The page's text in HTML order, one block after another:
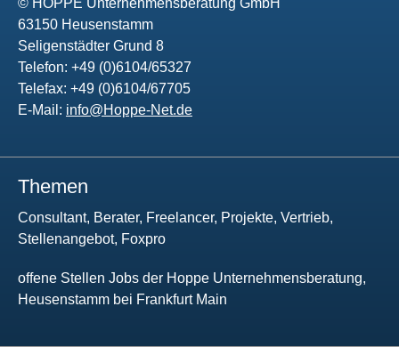
© HOPPE Unternehmensberatung GmbH
63150 Heusenstamm
Seligenstädter Grund 8
Telefon: +49 (0)6104/65327
Telefax: +49 (0)6104/67705
E-Mail: info@Hoppe-Net.de
Themen
Consultant, Berater, Freelancer, Projekte, Vertrieb,
Stellenangebot, Foxpro
offene Stellen Jobs der Hoppe Unternehmensberatung,
Heusenstamm bei Frankfurt Main